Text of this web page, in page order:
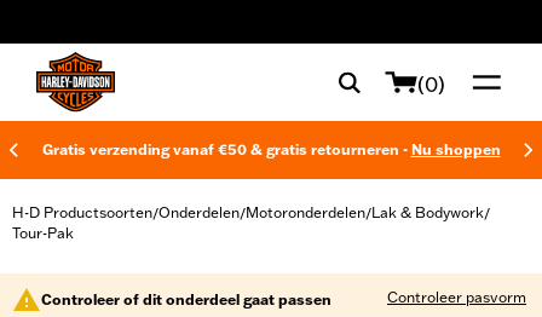
(0)
Gratis verzending vanaf €50 & gratis retourneren - Nu shoppen
H-D Productsoorten/Onderdelen/Motoronderdelen/Lak & Bodywork/
Tour-Pak
Controleer of dit onderdeel gaat passen Controleer pasvorm